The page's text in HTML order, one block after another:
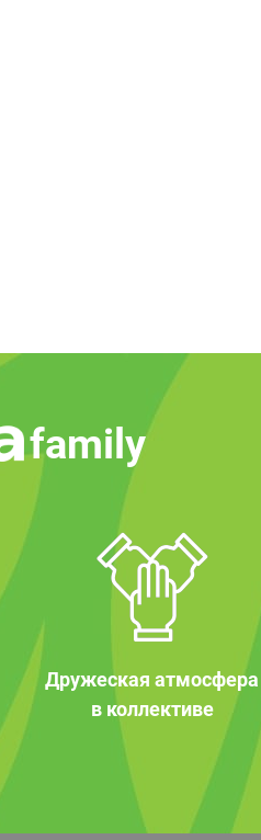
family
Дружеская атмосфера
в коллективе